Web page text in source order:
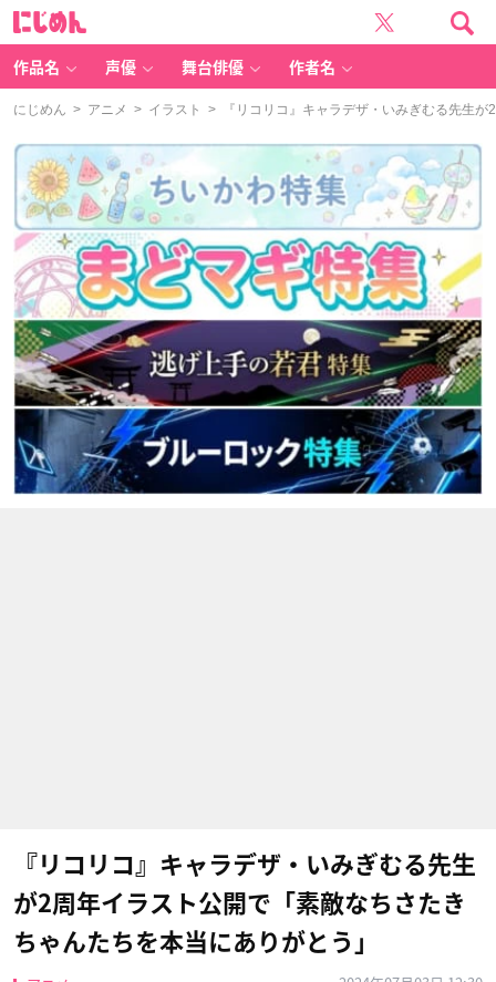
作品名 声優 舞台俳優 作者名
にじめん > アニメ > イラスト > 『リコリコ』キャラデザ・いみぎむる先生が
『リコリコ』キャラデザ・いみぎむる先生
が2周年イラスト公開で「素敵なちさたき
ちゃんたちを本当にありがとう」